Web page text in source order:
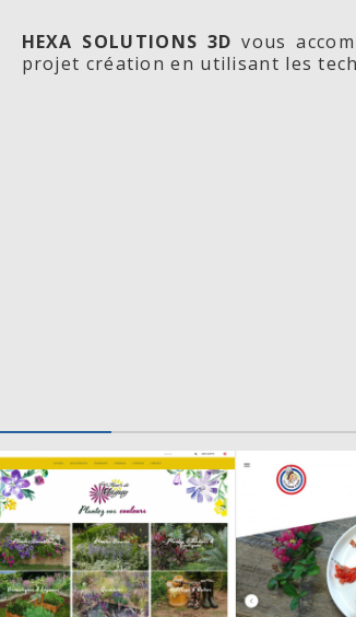
HEXA SOLUTIONS 3D vous
projet création en utilisant les